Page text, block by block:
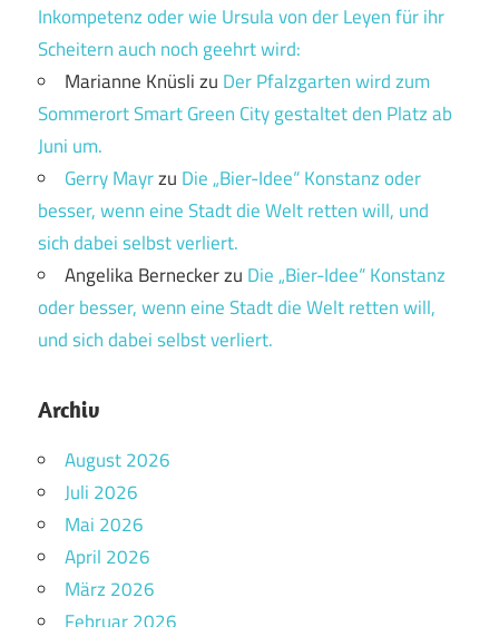
Inkompetenz oder wie Ursula von der Leyen für ihr
Scheitern auch noch geehrt wird:
Marianne Knüslizu Der Pfalzgarten wird zum
Sommerort Smart Green City gestaltet den Platz ab
Juni um.
Gerry Mayrzu Die „Bier-Idee“ Konstanz oder
besser, wenn eine Stadt die Welt retten will, und
sich dabei selbst verliert.
Angelika Berneckerzu Die „Bier-Idee“ Konstanz
oder besser, wenn eine Stadt die Welt retten will,
und sich dabei selbst verliert.
Archiv
August 2026
Juli 2026
Mai 2026
April 2026
März 2026